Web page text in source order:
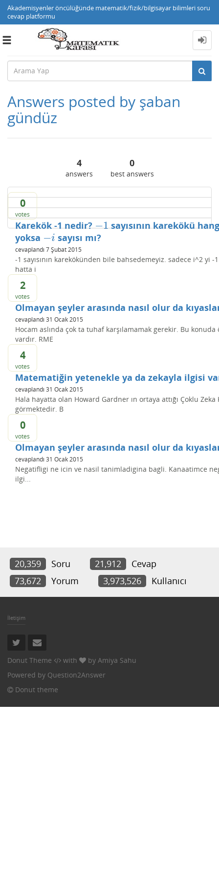
Akademisyenler öncülüğünde matematik/fizik/bilgisayar bilimleri soru
cevap platformu
Toggle
Answers posted by şaban
gündüz
4
answers
0
best answers
0
votes
Karekök -1 nedir?−1
−1 sayısının karekökü
yoksa −i
−i sayısı mı?
cevaplandı 7 Şubat 2015
-1 sayısının karekökünden bile bahsedemeyiz. sadece i^2 yi -
hatta i
2
votes
Olmayan şeyler arasında nasıl olur da
cevaplandı 31 Ocak 2015
Hocam aslında çok ta tuhaf karşılamamak gerekir. Bu
vardır. RME
4
votes
Matematiğin yetenekle ya da zekayla ilgisi
cevaplandı 31 Ocak 2015
Hala hayatta olan Howard Gardner ın ortaya attığı Çoklu
görmektedir. B
0
votes
Olmayan şeyler arasında nasıl olur da
cevaplandı 31 Ocak 2015
Negatifligi ne icin ve nasil tanimladigina bagli. Kanaatimce
ilgi...
20,359 Soru 21,912
Cevap
73,672
Yorum 3,973,526 Kullanıcı
İletişim
Donut Theme with by Amiya Sahu
Powered by Question2Answer
Donut theme